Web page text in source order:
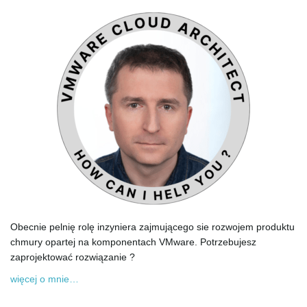
Obecnie pelnię rolę inzyniera zajmującego sie rozwojem produktu
chmury opartej na komponentach VMware. Potrzebujesz
zaprojektować rozwiązanie ?
więcej o mnie…